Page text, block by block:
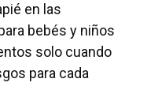
en las
bebés y niños
solo cuando
para cada